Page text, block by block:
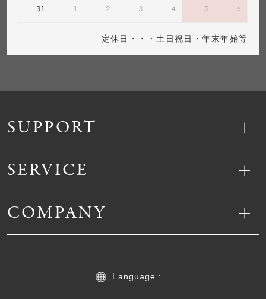
SUPPORT
SERVICE
COMPANY
Language :
31 1 2 3 4 5 6
定休日・・・土日祝日・年末年始等